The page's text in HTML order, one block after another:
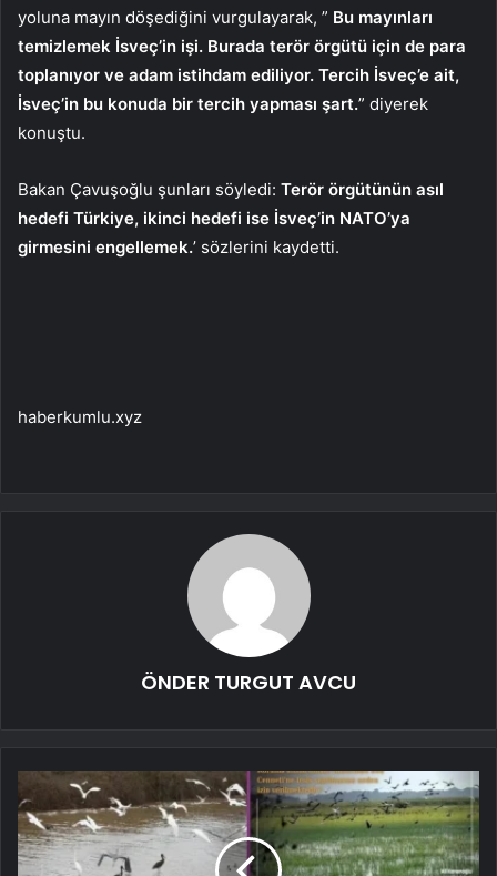
yoluna mayın döşediğini vurgulayarak, ” Bu mayınları
temizlemek İsveç’in işi. Burada terör örgütü için de para
toplanıyor ve adam istihdam ediliyor. Tercih İsveç’e ait,
İsveç’in bu konuda bir tercih yapması şart.” diyerek
konuştu.
Bakan Çavuşoğlu şunları söyledi: Terör örgütünün asıl
hedefi Türkiye, ikinci hedefi ise İsveç’in NATO’ya
girmesini engellemek.’ sözlerini kaydetti.
haberkumlu.xyz
ÖNDER TURGUT AVCU